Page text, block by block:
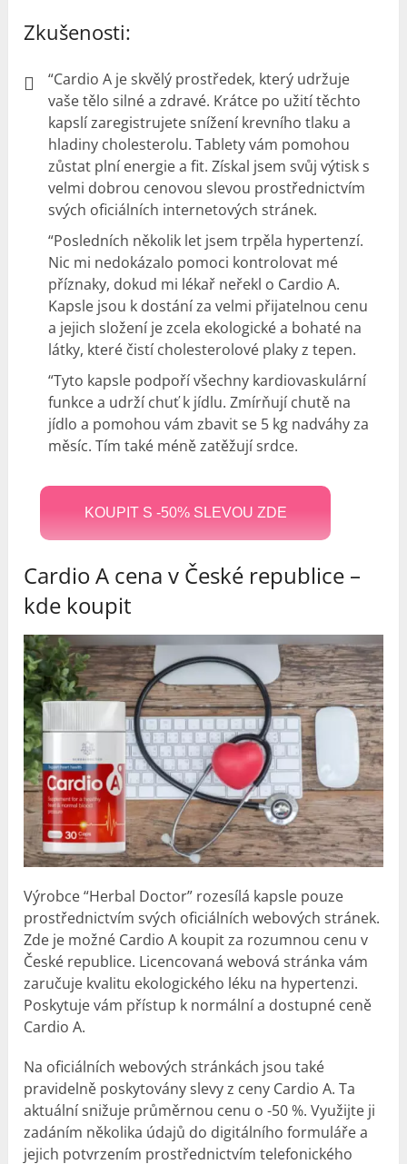
Zkušenosti:
“Cardio A je skvělý prostředek, který udržuje
vaše tělo silné a zdravé. Krátce po užití těchto
kapslí zaregistrujete snížení krevního tlaku a
hladiny cholesterolu. Tablety vám pomohou
zůstat plní energie a fit. Získal jsem svůj výtisk s
velmi dobrou cenovou slevou prostřednictvím
svých oficiálních internetových stránek.
“Posledních několik let jsem trpěla hypertenzí.
Nic mi nedokázalo pomoci kontrolovat mé
příznaky, dokud mi lékař neřekl o Cardio A.
Kapsle jsou k dostání za velmi přijatelnou cenu
a jejich složení je zcela ekologické a bohaté na
látky, které čistí cholesterolové plaky z tepen.
“Tyto kapsle podpoří všechny kardiovaskulární
funkce a udrží chuť k jídlu. Zmírňují chutě na
jídlo a pomohou vám zbavit se 5 kg nadváhy za
měsíc. Tím také méně zatěžují srdce.
KOUPIT S -50% SLEVOU ZDE
Cardio A cena v České republice –
kde koupit
Výrobce “Herbal Doctor” rozesílá kapsle pouze
prostřednictvím svých oficiálních webových stránek.
Zde je možné Cardio A koupit za rozumnou cenu v
České republice. Licencovaná webová stránka vám
zaručuje kvalitu ekologického léku na hypertenzi.
Poskytuje vám přístup k normální a dostupné ceně
Cardio A.
Na oficiálních webových stránkách jsou také
pravidelně poskytovány slevy z ceny Cardio A. Ta
aktuální snižuje průměrnou cenu o -50 %. Využijte ji
zadáním několika údajů do digitálního formuláře a
jejich potvrzením prostřednictvím telefonického